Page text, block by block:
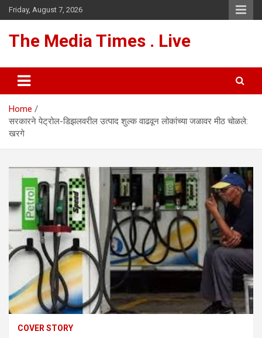
Skip
to
Friday, August 7, 2026
The Media Times . Live
Home
सरकारने पेट्रोल-डिझलवरील उत्पाद शुल्क वाढवून लोकांच्या जळावर मीठ चोळले:
खरगे
COVER STORY